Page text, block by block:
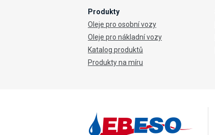
Produkty
Oleje pro osobní vozy
Oleje pro nákladní vozy
Katalog produktů
Produkty na míru